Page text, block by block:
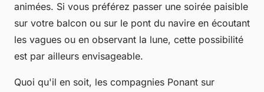
animées. Si vous préférez passer une soirée paisible
sur votre balcon ou sur le pont du navire en écoutant
les vagues ou en observant la lune, cette possibilité
est par ailleurs envisageable.
Quoi qu'il en soit, les compagnies Ponant sur